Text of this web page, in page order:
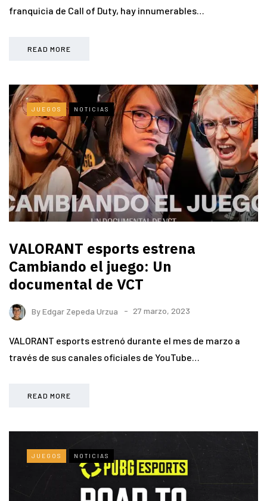
franquicia de Call of Duty, hay innumerables…
READ MORE
JUEGOS NOTICIAS
VALORANT esports estrena
Cambiando el juego: Un
documental de VCT
ByEdgar Zepeda Urzua 27 marzo, 2023
VALORANT esports estrenó durante el mes de marzo a
través de sus canales oficiales de YouTube…
READ MORE
JUEGOS NOTICIAS